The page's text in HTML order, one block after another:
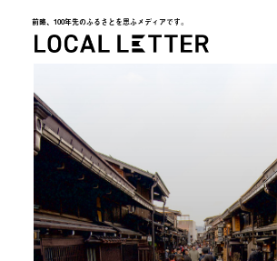
前略、100年先のふるさとを思ふメディアです。